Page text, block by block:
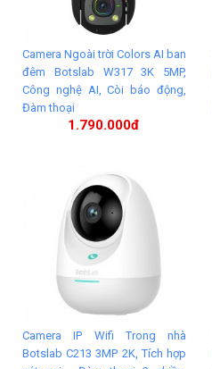
Camera Ngoài trời Colors AI ban
đêm Botslab W317 3K 5MP,
Công nghệ AI, Còi báo động,
Đàm thoại
1.790.000đ
Camera IP Wifi Trong nhà
Botslab C213 3MP 2K, Tích hợp